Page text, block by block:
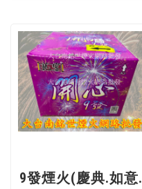
9發煙火(慶典.如意.